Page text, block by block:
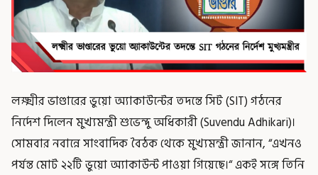
লক্ষ্মীর ভাণ্ডারের ভুয়ো অ্যাকাউন্টের তদন্তে সিট (SIT) গঠনের
নির্দেশ দিলেন মুখ্যমন্ত্রী শুভেন্দু অধিকারী (Suvendu Adhikari)।
সোমবার নবান্নে সাংবাদিক বৈঠক থেকে মুখ্যমন্ত্রী জানান, “এখনও
পর্যন্ত মোট ২২টি ভুয়ো অ্যাকাউন্ট পাওয়া গিয়েছে।“ একই সঙ্গে তিনি